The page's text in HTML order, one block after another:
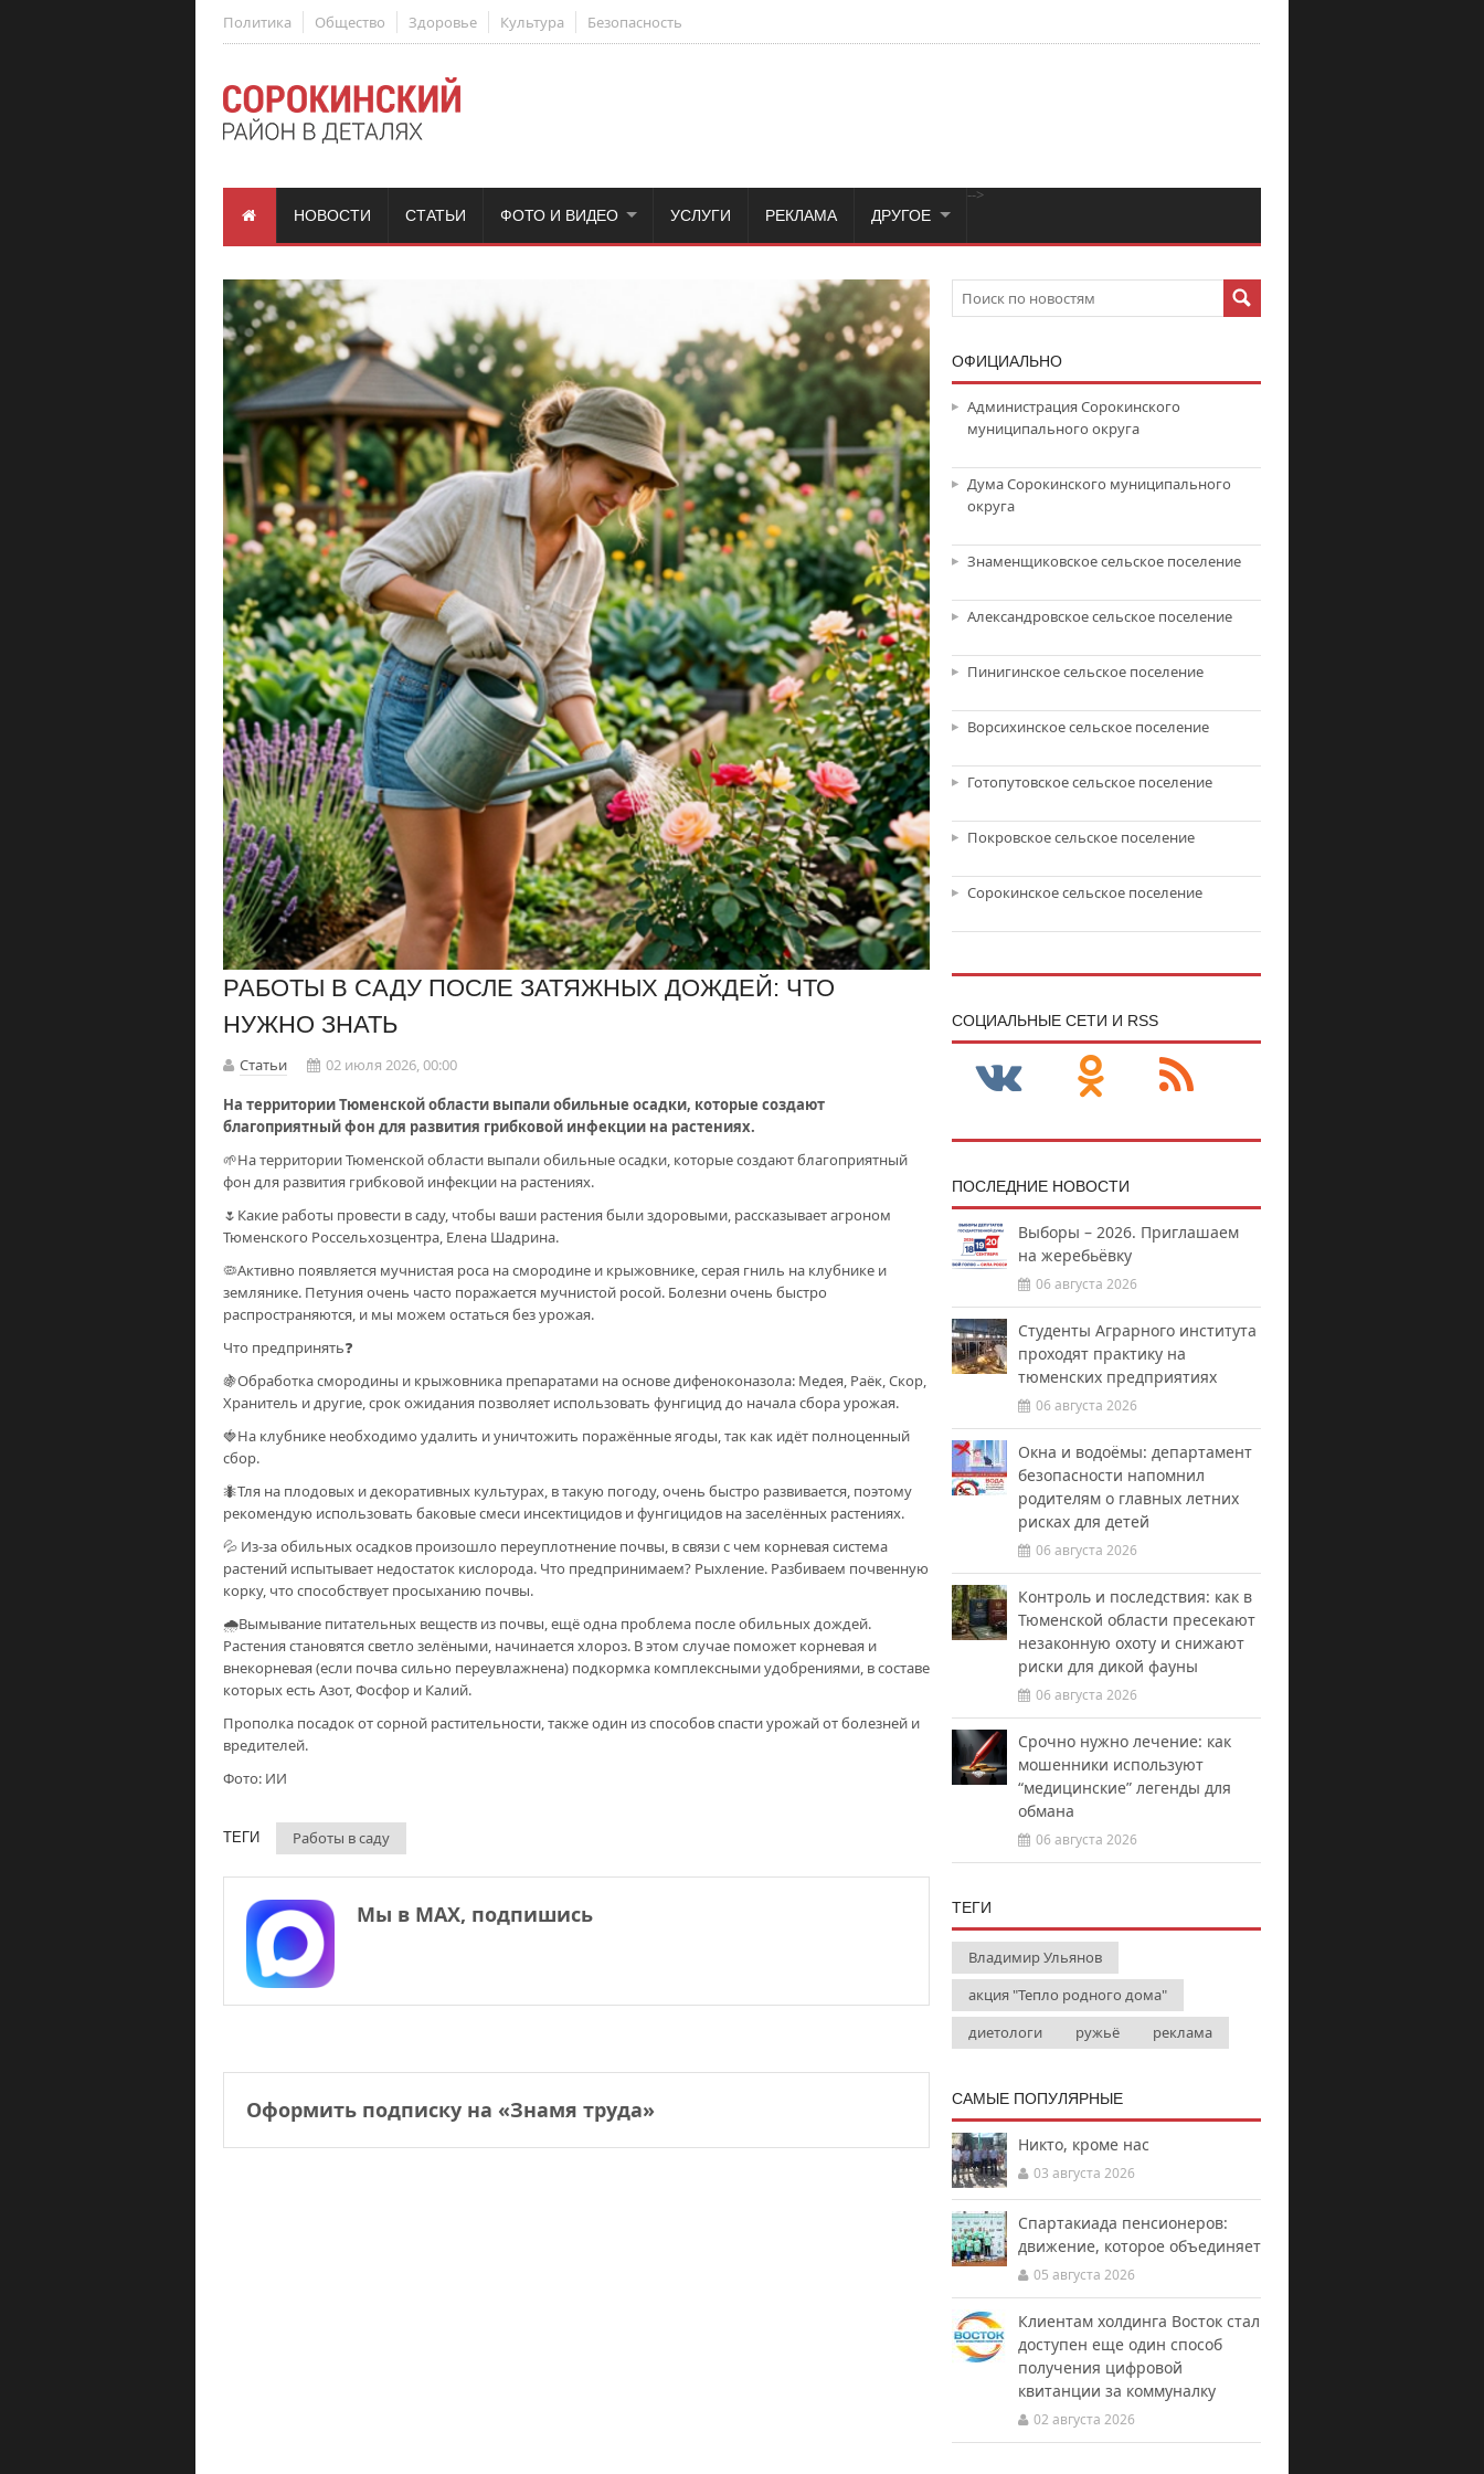
Политика Общество Здоровье Культура Безопасность
НОВОСТИ СТАТЬИ
-->
ФОТО И ВИДЕО УСЛУГИ РЕКЛАМА ДРУГОЕ
РАБОТЫ В САДУ ПОСЛЕ ЗАТЯЖНЫХ ДОЖДЕЙ: ЧТО
НУЖНО ЗНАТЬ
Статьи
02 июля 2026, 00:00
На территории Тюменской области выпали обильные осадки, которые создают
благоприятный фон для развития грибковой инфекции на растениях.
🌱На территории Тюменской области выпали обильные осадки, которые создают благоприятный
фон для развития грибковой инфекции на растениях.
🌷Какие работы провести в саду, чтобы ваши растения были здоровыми, рассказывает агроном
Тюменского Россельхозцентра, Елена Шадрина.
🦠Активно появляется мучнистая роса на смородине и крыжовнике, серая гниль на клубнике и
землянике. Петуния очень часто поражается мучнистой росой. Болезни очень быстро
распространяются, и мы можем остаться без урожая.
Что предпринять❓
🍇Обработка смородины и крыжовника препаратами на основе дифеноконазола: Медея, Раёк, Скор,
Хранитель и другие, срок ожидания позволяет использовать фунгицид до начала сбора урожая.
🍓На клубнике необходимо удалить и уничтожить поражённые ягоды, так как идёт полноценный
сбор.
🐜Тля на плодовых и декоративных культурах, в такую погоду, очень быстро развивается, поэтому
рекомендую использовать баковые смеси инсектицидов и фунгицидов на заселённых растениях.
💦 Из-за обильных осадков произошло переуплотнение почвы, в связи с чем корневая система
растений испытывает недостаток кислорода. Что предпринимаем? Рыхление. Разбиваем почвенную
корку, что способствует просыханию почвы.
🌧Вымывание питательных веществ из почвы, ещё одна проблема после обильных дождей.
Растения становятся светло зелёными, начинается хлороз. В этом случае поможет корневая и
внекорневая (если почва сильно переувлажнена) подкормка комплексными удобрениями, в составе
которых есть Азот, Фосфор и Калий.
Прополка посадок от сорной растительности, также один из способов спасти урожай от болезней и
вредителей.
Фото: ИИ
ТЕГИ Работы в саду
Мы в МАХ, подпишись
Оформить подписку на «Знамя труда»
ОФИЦИАЛЬНО
Администрация Сорокинского
муниципального округа
Дума Сорокинского муниципального
округа
Знаменщиковское сельское поселение
Александровское сельское поселение
Пинигинское сельское поселение
Ворсихинское сельское поселение
Готопутовское сельское поселение
Покровское сельское поселение
Сорокинское сельское поселение
CОЦИАЛЬНЫЕ СЕТИ И RSS
ПОСЛЕДНИЕ НОВОСТИ
Выборы – 2026. Приглашаем
на жеребьёвку
06 августа 2026
Студенты Аграрного института
проходят практику на
тюменских предприятиях
06 августа 2026
Окна и водоёмы: департамент
безопасности напомнил
родителям о главных летних
рисках для детей
06 августа 2026
Контроль и последствия: как в
Тюменской области пресекают
незаконную охоту и снижают
риски для дикой фауны
06 августа 2026
Срочно нужно лечение: как
мошенники используют
“медицинские” легенды для
обмана
06 августа 2026
ТЕГИ
Владимир Ульянов
акция "Тепло родного дома"
диетологи
ружьё реклама
САМЫЕ ПОПУЛЯРНЫЕ
Никто, кроме нас
03 августа 2026
Спартакиада пенсионеров:
движение, которое объединяет
05 августа 2026
Клиентам холдинга Восток стал
доступен еще один способ
получения цифровой
квитанции за коммуналку
02 августа 2026